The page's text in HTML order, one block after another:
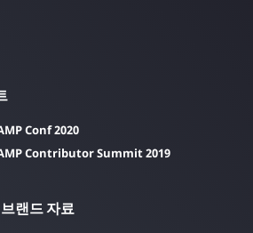
Conf 2020
Contributor Summit 2019
랜드 자료